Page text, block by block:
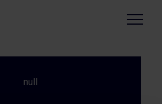
Menu
null